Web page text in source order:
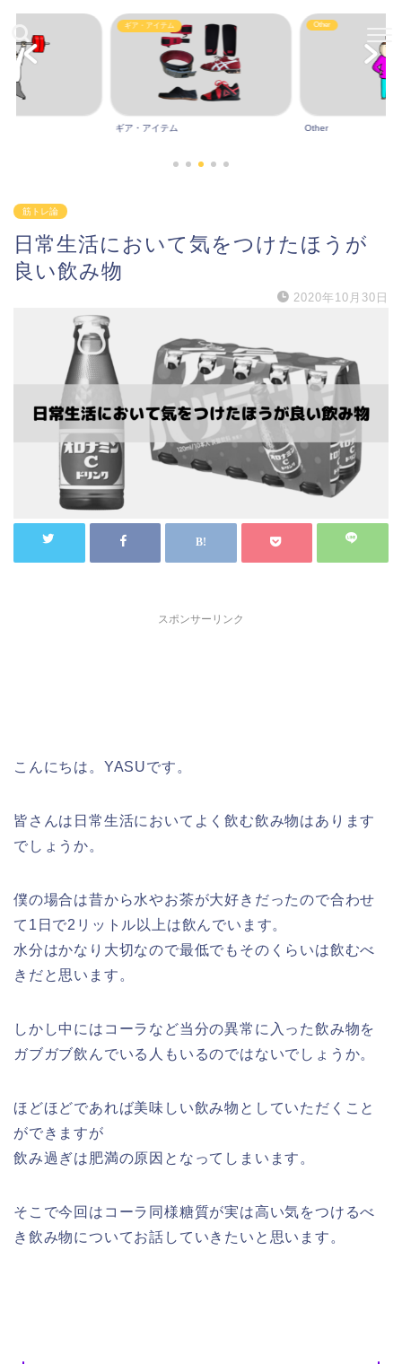
ギア・アイテム
ギア・アイテム
Other
Other
筋トレ論
日常生活において気をつけたほうが
良い飲み物
2020年10月30日
スポンサーリンク
こんにちは。YASUです。
皆さんは日常生活においてよく飲む飲み物はあります
でしょうか。
僕の場合は昔から水やお茶が大好きだったので合わせ
て1日で2リットル以上は飲んでいます。
水分はかなり大切なので最低でもそのくらいは飲むべ
きだと思います。
しかし中にはコーラなど当分の異常に入った飲み物を
ガブガブ飲んでいる人もいるのではないでしょうか。
ほどほどであれば美味しい飲み物としていただくこと
ができますが
飲み過ぎは肥満の原因となってしまいます。
そこで今回はコーラ同様糖質が実は高い気をつけるべ
き飲み物についてお話していきたいと思います。